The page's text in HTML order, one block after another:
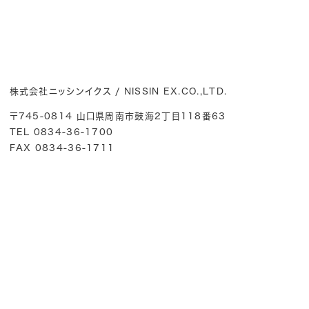
株式会社ニッシンイクス / NISSIN EX.CO.,LTD.
〒745-0814 山口県周南市鼓海2丁目118番63
TEL 0834-36-1700
FAX 0834-36-1711